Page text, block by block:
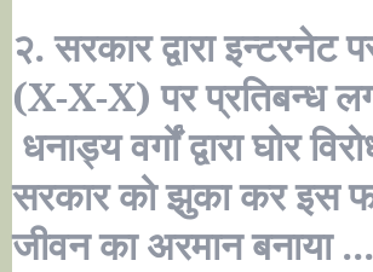
२. सरकार द्वारा इन्टरनेट
(X-X-X)पर प्रतिबन्ध
धनाड्य वर्गों द्वारा घोर
सरकार को झुका कर इस
जीवन का अरमान बनाया ...